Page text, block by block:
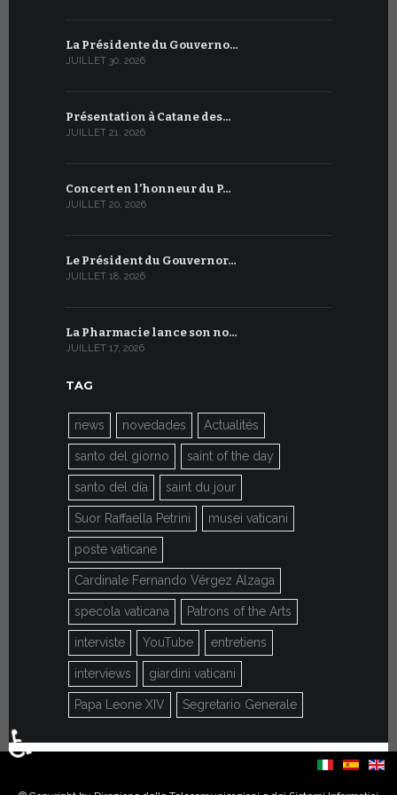
La Présidente du Gouverno…
JUILLET 30, 2026
Présentation à Catane des…
JUILLET 21, 2026
Concert en l’honneur du P…
JUILLET 20, 2026
Le Président du Gouvernor…
JUILLET 18, 2026
La Pharmacie lance son no…
JUILLET 17, 2026
TAG
news novedades Actualités
santo del giorno saint of the day
santo del día saint du jour
Suor Raffaella Petrini musei vaticani
poste vaticane
Cardinale Fernando Vérgez Alzaga
specola vaticana Patrons of the Arts
interviste YouTube entretiens
interviews giardini vaticani
Papa Leone XIV Segretario Generale
Sélectionnez votre langue